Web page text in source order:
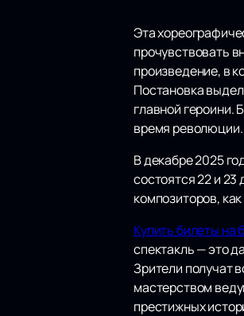
Эта
прочувствовать
произведение, в
Постановка
главной героини.
время революции.
В декабре 2025
состоятся 22 и
композиторов,
Купить билеты на
спектакль — это
Зрители получат
мастерством
престижных